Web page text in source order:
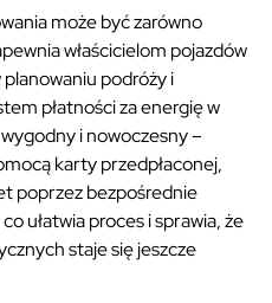
może być zarówno
właścicielom pojazdów
podróży i
płatności za energię w
i nowoczesny –
karty przedpłaconej,
poprzez bezpośrednie
ułatwia proces i sprawia, że
staje się jeszcze